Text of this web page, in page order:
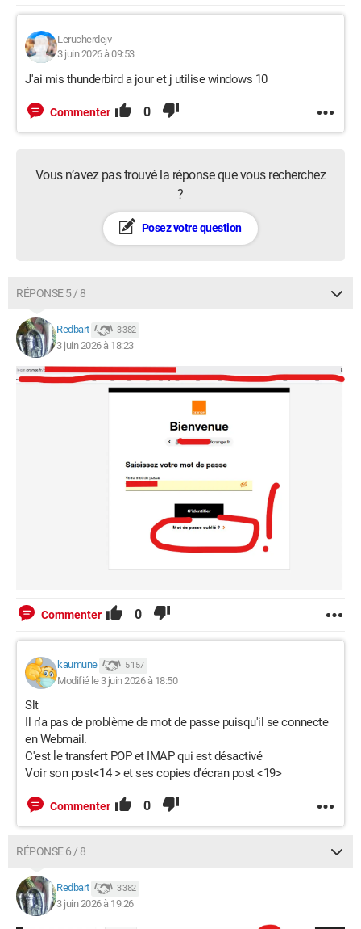
Lerucherdejv
3 juin 2026 à 09:53
J'ai mis thunderbird a jour et j utilise windows 10
Commenter 0
Vous n’avez pas trouvé la réponse que vous recherchez
?
Posez votre question
RÉPONSE 5 / 8
Redbart 3 382
3 juin 2026 à 18:23
Commenter 0
kaumune 5 157
Modifié le 3 juin 2026 à 18:50
Slt
Il n'a pas de problème de mot de passe puisqu'il se connecte
en Webmail.
C'est le transfert POP et IMAP qui est désactivé
Voir son post<14 > et ses copies d'écran post <19>
Commenter 0
RÉPONSE 6 / 8
Redbart 3 382
3 juin 2026 à 19:26